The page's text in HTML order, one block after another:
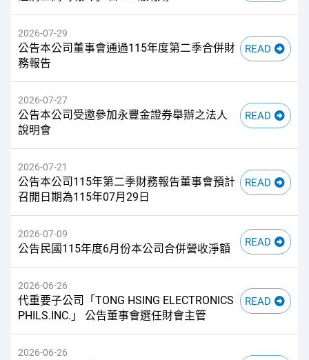
2026-07-29
公告本公司董事會通過115年度第二季合併財
務報告
2026-07-27
公告本公司受邀參加永豐金證券舉辦之法人
說明會
2026-07-21
公告本公司115年第二季財務報告董事會預計
召開日期為115年07月29日
2026-07-09
公告民國115年度6月份本公司合併營收淨額
2026-06-26
代重要子公司「TONG HSING ELECTRONICS
PHILS.INC.」 公告董事會選任財會主管
2026-06-26